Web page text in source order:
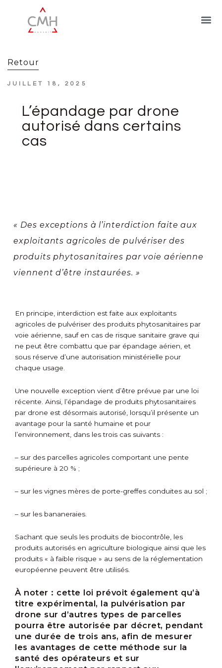
Retour
JUILLET 18, 2025
L’épandage par drone
autorisé dans certains
cas
« Des exceptions à l’interdiction faite aux
exploitants agricoles de pulvériser des
produits phytosanitaires par voie aérienne
viennent d’être instaurées. »
En principe, interdiction est faite aux exploitants
agricoles de pulvériser des produits phytosanitaires par
voie aérienne, sauf en cas de risque sanitaire grave qui
ne peut être combattu que par épandage aérien, et
sous réserve d’une autorisation ministérielle pour
chaque usage.
Une nouvelle exception vient d’être prévue par une loi
récente. Ainsi, l’épandage de produits phytosanitaires
par drone est désormais autorisé, lorsqu’il présente un
avantage pour la santé humaine et pour
l’environnement, dans les trois cas suivants :
– sur des parcelles agricoles comportant une pente
supérieure à 20 % ;
– sur les vignes mères de porte-greffes conduites au sol ;
– sur les bananeraies.
Sachant que seuls les produits de biocontrôle, les
produits autorisés en agriculture biologique ainsi que les
produits « à faible risque » au sens de la réglementation
européenne peuvent être utilisés.
À noter : cette loi prévoit également qu’à
titre expérimental, la pulvérisation par
drone sur d’autres types de parcelles
pourra être autorisée par décret, pendant
une durée de trois ans, afin de mesurer
les avantages de cette méthode sur la
santé des opérateurs et sur